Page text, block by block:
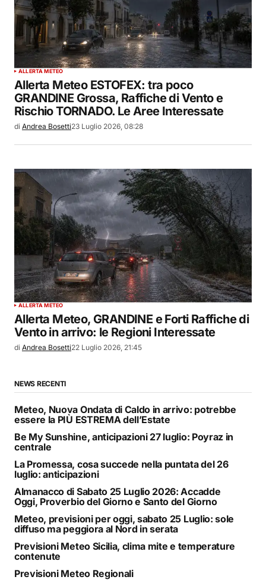
ALLERTA METEO
Allerta Meteo ESTOFEX: tra poco
GRANDINE Grossa, Raffiche di Vento e
Rischio TORNADO. Le Aree Interessate
di Andrea Bosetti23 Luglio 2026, 08:28
ALLERTA METEO
Allerta Meteo, GRANDINE e Forti Raffiche di
Vento in arrivo: le Regioni Interessate
di Andrea Bosetti22 Luglio 2026, 21:45
NEWS RECENTI
Meteo, Nuova Ondata di Caldo in arrivo: potrebbe
essere la PIÙ ESTREMA dell’Estate
Be My Sunshine, anticipazioni 27 luglio: Poyraz in
centrale
La Promessa, cosa succede nella puntata del 26
luglio: anticipazioni
Almanacco di Sabato 25 Luglio 2026: Accadde
Oggi, Proverbio del Giorno e Santo del Giorno
Meteo, previsioni per oggi, sabato 25 Luglio: sole
diffuso ma peggiora al Nord in serata
Previsioni Meteo Sicilia, clima mite e temperature
contenute
Previsioni Meteo Regionali